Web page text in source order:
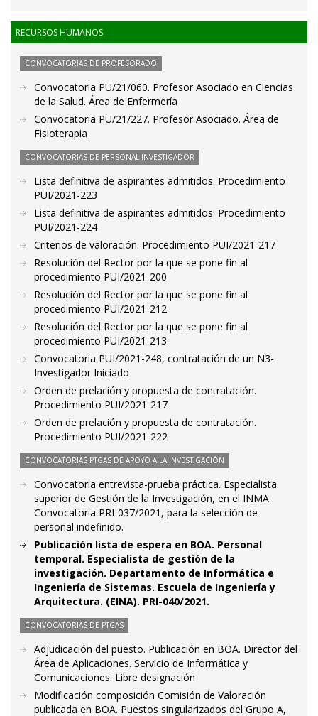
RECURSOS HUMANOS
CONVOCATORIAS DE PROFESORADO
Convocatoria PU/21/060. Profesor Asociado en Ciencias
de la Salud. Área de Enfermería
Convocatoria PU/21/227. Profesor Asociado. Área de
Fisioterapia
CONVOCATORIAS DE PERSONAL INVESTIGADOR
Lista definitiva de aspirantes admitidos. Procedimiento
PUI/2021-223
Lista definitiva de aspirantes admitidos. Procedimiento
PUI/2021-224
Criterios de valoración. Procedimiento PUI/2021-217
Resolución del Rector por la que se pone fin al
procedimiento PUI/2021-200
Resolución del Rector por la que se pone fin al
procedimiento PUI/2021-212
Resolución del Rector por la que se pone fin al
procedimiento PUI/2021-213
Convocatoria PUI/2021-248, contratación de un N3-
Investigador Iniciado
Orden de prelación y propuesta de contratación.
Procedimiento PUI/2021-217
Orden de prelación y propuesta de contratación.
Procedimiento PUI/2021-222
CONVOCATORIAS PTGAS DE APOYO A LA INVESTIGACIÓN
Convocatoria entrevista-prueba práctica. Especialista
superior de Gestión de la Investigación, en el INMA.
Convocatoria PRI-037/2021, para la selección de
personal indefinido.
Publicación lista de espera en BOA. Personal
temporal. Especialista de gestión de la
investigación. Departamento de Informática e
Ingeniería de Sistemas. Escuela de Ingeniería y
Arquitectura. (EINA). PRI-040/2021.
CONVOCATORIAS DE PTGAS
Adjudicación del puesto. Publicación en BOA. Director del
Área de Aplicaciones. Servicio de Informática y
Comunicaciones. Libre designación
Modificación composición Comisión de Valoración
publicada en BOA. Puestos singularizados del Grupo A,